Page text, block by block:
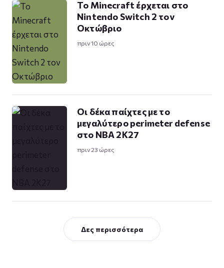
Το Minecraft έρχεται στο
Nintendo Switch 2 τον
Οκτώβριο
πριν 10 ώρες
Οι δέκα παίχτες με το
μεγαλύτερο perimeter defense
στο NBA 2K27
πριν 23 ώρες
Δες περισσότερα